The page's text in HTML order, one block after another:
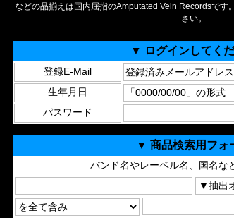
などの品揃えは国内屈指のAmputated Vein Recordsです
さい。
▼ ログインしてく
登録E-Mail
生年月日
パスワード
▼ 商品検索用フォ
バンド名やレーベル名、国名な